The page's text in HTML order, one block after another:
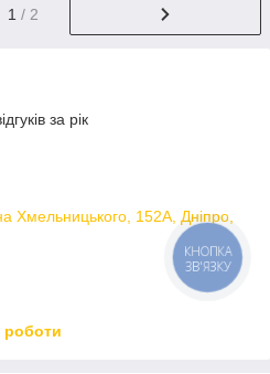
1 / 2
за рік
Хмельницького, 152А, Дніпро,
роботи
КНОПКА
ЗВ'ЯЗКУ